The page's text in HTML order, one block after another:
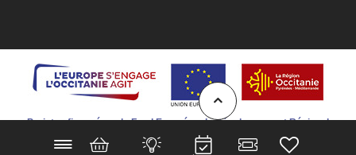
Projet cofinancé par le Fond Européen de Développement Régional